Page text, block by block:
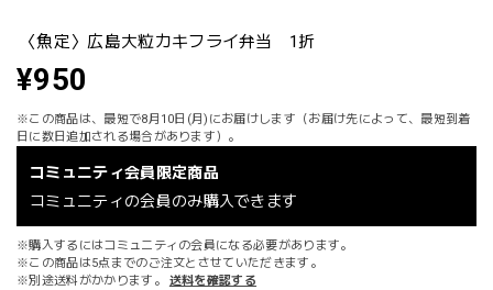
〈魚定〉広島大粒カキフライ弁当 1折
¥950
※この商品は、最短で8月10日(月)にお届けします（お届け先によって、最短到着
日に数日追加される場合があります）。
コミュニティ会員限定商品
コミュニティの会員のみ購入できます
※購入するにはコミュニティの会員になる必要があります。
※この商品は5点までのご注文とさせていただきます。
※別途送料がかかります。
送料を確認する